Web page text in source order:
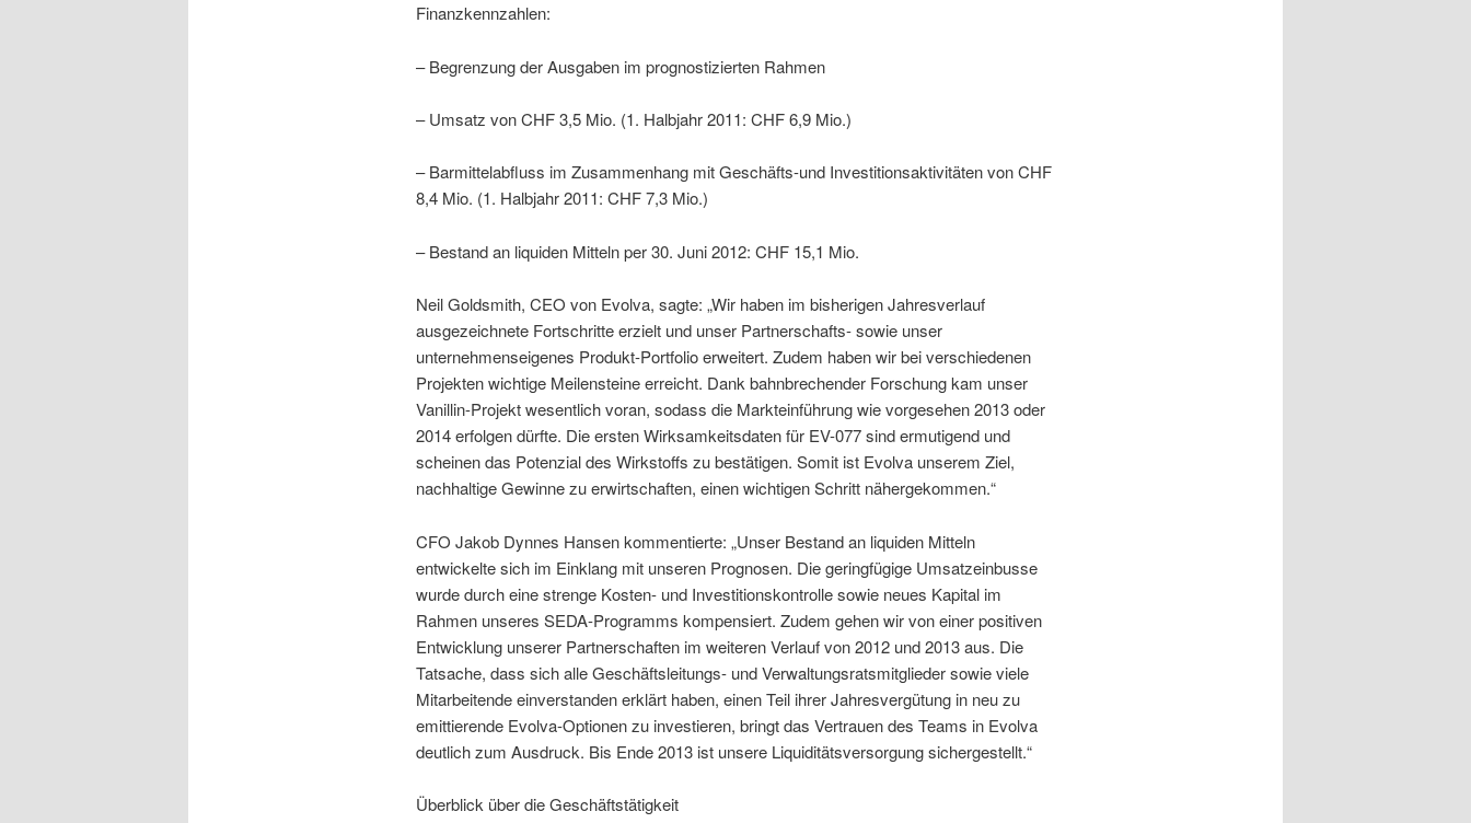
Finanzkennzahlen:
– Begrenzung der Ausgaben im prognostizierten Rahmen
– Umsatz von CHF 3,5 Mio. (1. Halbjahr 2011: CHF 6,9 Mio.)
– Barmittelabfluss im Zusammenhang mit Geschäfts-und Investitionsaktivitäten von CHF
8,4 Mio. (1. Halbjahr 2011: CHF 7,3 Mio.)
– Bestand an liquiden Mitteln per 30. Juni 2012: CHF 15,1 Mio.
Neil Goldsmith, CEO von Evolva, sagte: „Wir haben im bisherigen Jahresverlauf
ausgezeichnete Fortschritte erzielt und unser Partnerschafts- sowie unser
unternehmenseigenes Produkt-Portfolio erweitert. Zudem haben wir bei verschiedenen
Projekten wichtige Meilensteine erreicht. Dank bahnbrechender Forschung kam unser
Vanillin-Projekt wesentlich voran, sodass die Markteinführung wie vorgesehen 2013 oder
2014 erfolgen dürfte. Die ersten Wirksamkeitsdaten für EV-077 sind ermutigend und
scheinen das Potenzial des Wirkstoffs zu bestätigen. Somit ist Evolva unserem Ziel,
nachhaltige Gewinne zu erwirtschaften, einen wichtigen Schritt nähergekommen.“
CFO Jakob Dynnes Hansen kommentierte: „Unser Bestand an liquiden Mitteln
entwickelte sich im Einklang mit unseren Prognosen. Die geringfügige Umsatzeinbusse
wurde durch eine strenge Kosten- und Investitionskontrolle sowie neues Kapital im
Rahmen unseres SEDA-Programms kompensiert. Zudem gehen wir von einer positiven
Entwicklung unserer Partnerschaften im weiteren Verlauf von 2012 und 2013 aus. Die
Tatsache, dass sich alle Geschäftsleitungs- und Verwaltungsratsmitglieder sowie viele
Mitarbeitende einverstanden erklärt haben, einen Teil ihrer Jahresvergütung in neu zu
emittierende Evolva-Optionen zu investieren, bringt das Vertrauen des Teams in Evolva
deutlich zum Ausdruck. Bis Ende 2013 ist unsere Liquiditätsversorgung sichergestellt.“
Überblick über die Geschäftstätigkeit